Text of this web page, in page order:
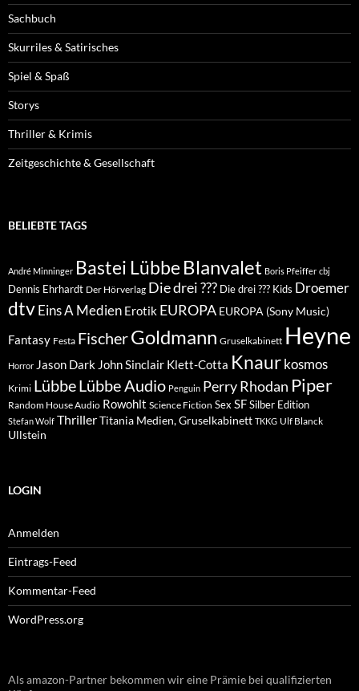
Sachbuch
Skurriles & Satirisches
Spiel & Spaß
Storys
Thriller & Krimis
Zeitgeschichte & Gesellschaft
BELIEBTE TAGS
André Minninger Bastei Lübbe Blanvalet Boris Pfeiffer cbj
Dennis Ehrhardt Der Hörverlag Die drei ??? Die drei ??? Kids Droemer
dtvEins A Medien Erotik EUROPA EUROPA (Sony Music)
Fantasy Festa FischerGoldmann Gruselkabinett Heyne
Horror Jason Dark John Sinclair Klett-Cotta Knaur kosmos
Krimi LübbeLübbe Audio Penguin Perry Rhodan Piper
Random House Audio Rowohlt Science Fiction Sex SFSilber Edition
Stefan Wolf ThrillerTitania Medien, Gruselkabinett TKKG Ulf Blanck
Ullstein
LOGIN
Anmelden
Eintrags-Feed
Kommentar-Feed
WordPress.org
Als amazon-Partner bekommen wir eine Prämie bei qualifizierten